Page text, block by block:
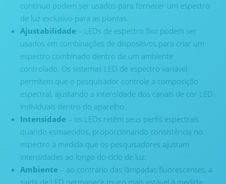
contínuo podem ser usados ​​para fornecer um espectro
de luz exclusivo para as plantas.
Ajustabilidade – LEDs de espectro fixo podem ser
usados ​​em combinações de dispositivos para criar um
espectro combinado dentro de um ambiente
controlado. Os sistemas LED de espectro variável
permitem que o pesquisador controle a composição
espectral, ajustando a intensidade dos canais de cor LED
individuais dentro do aparelho.
Intensidade – os LEDs retêm seus perfis espectrais
quando esmaecidos, proporcionando consistência no
espectro à medida que os pesquisadores ajustam
intensidades ao longo do ciclo de luz.
Ambiente – ao contrário das lâmpadas fluorescentes, a
saída de LED permanece muito mais estável à medida